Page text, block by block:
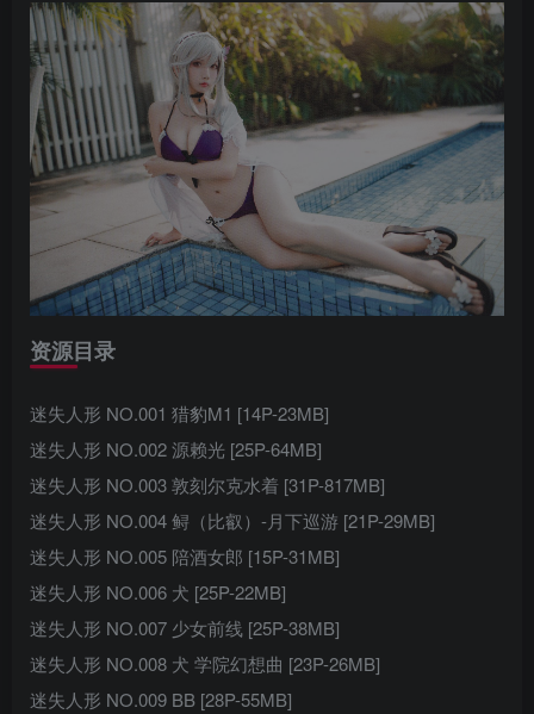
资源目录
迷失人形 NO.001 猎豹M1 [14P-23MB]
迷失人形 NO.002 源赖光 [25P-64MB]
迷失人形 NO.003 敦刻尔克水着 [31P-817MB]
迷失人形 NO.004 鲟（比叡）-月下巡游 [21P-29MB]
迷失人形 NO.005 陪酒女郎 [15P-31MB]
迷失人形 NO.006 犬 [25P-22MB]
迷失人形 NO.007 少女前线 [25P-38MB]
迷失人形 NO.008 犬 学院幻想曲 [23P-26MB]
迷失人形 NO.009 BB [28P-55MB]